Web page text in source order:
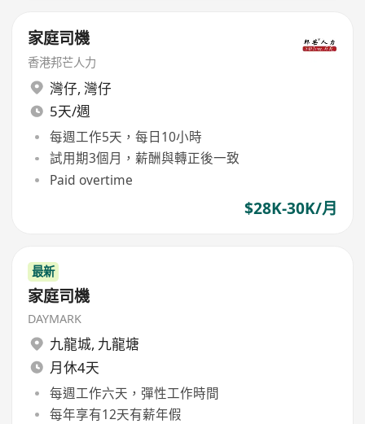
家庭司機
香港邦芒人力
灣仔, 灣仔
5天/週
每週工作5天，每日10小時
試用期3個月，薪酬與轉正後一致
Paid overtime
$28K-30K/月
最新
家庭司機
DAYMARK
九龍城, 九龍塘
月休4天
每週工作六天，彈性工作時間
每年享有12天有薪年假